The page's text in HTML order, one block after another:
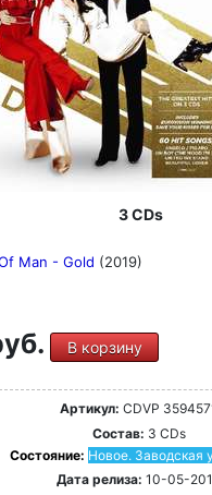
3 CDs
Man - Gold (2019)
В корзину
Артикул: CDVP
Состав: 3 CDs
Состояние: Новое. Заводская
Дата релиза: 10-05-